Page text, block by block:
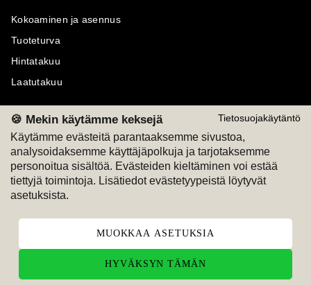
Tietosuojakäytäntö
🍪 Mekin käytämme keksejä
Käytämme evästeitä parantaaksemme sivustoa,
analysoidaksemme käyttäjäpolkuja ja tarjotaksemme
personoitua sisältöä. Evästeiden kieltäminen voi estää
tiettyjä toimintoja. Lisätiedot evästetyypeistä löytyvät
asetuksista.
MUOKKAA ASETUKSIA
HYVÄKSYN TÄMÄN
Kokoaminen ja asennus
Tuoteturva
Hintatakuu
Laatutakuu
Maksutavat
M
Seuraa meitä